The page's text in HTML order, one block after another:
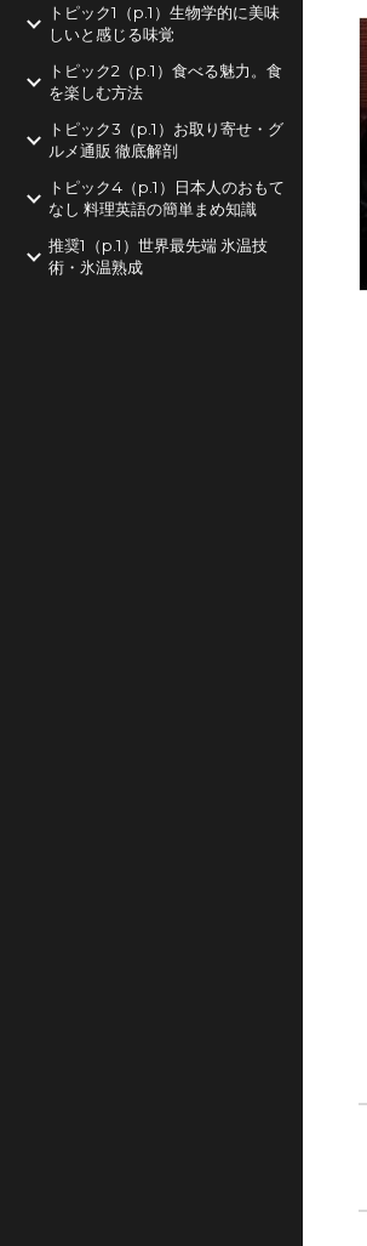
トピック1（p.1）生物学的に美味
しいと感じる味覚
トピック2（p.1）食べる魅力。食
を楽しむ方法
トピック3（p.1）お取り寄せ・グ
ルメ通販 徹底解剖
トピック4（p.1）日本人のおもて
なし 料理英語の簡単まめ知識
推奨1（p.1）世界最先端 氷温技
術・氷温熟成